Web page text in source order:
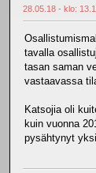
28.05.18 - klo:
tavalla
tasan saman
vastaavassa
Katsojia oli
kuin vuonna
pysähtynyt